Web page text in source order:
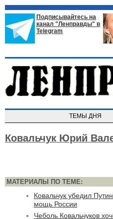
Подписывайтесь на
канал "Ленправды" в
Telegram
ТЕМЫ ДНЯ
Ковальчук Юрий
МАТЕРИАЛЫ ПО ТЕМЕ:
Ковальчук убедил
мощь России
Чеболь Ковальчуков